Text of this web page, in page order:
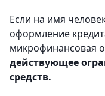
Если на имя
оформление
микрофинансовая
действующее
средств.